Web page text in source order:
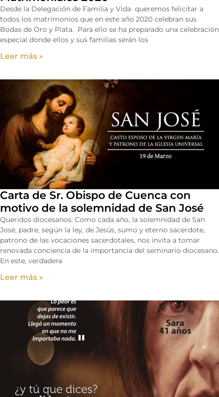
Desde la Delegación de Familia y Vida queremos felicitar a
todos los matrimonios que en este año 2020 celebran sus
Bodas de Oro y Plata. Para ello se ha preparado una celebración
especial donde ellos y sus familias serán los
Leer más »
Carta de Sr. Obispo de Cuenca con
motivo de la solemnidad de San José
Queridos diocesanos: Como cada año, la solemnidad de San
José, padre, según la ley, de Jesús, sumo y eterno sacerdote,
patrono de las vocaciones sacerdotales, nos invita a tomar
renovada conciencia de la importancia del seminario diocesano.
En este, verdadera
Leer más »